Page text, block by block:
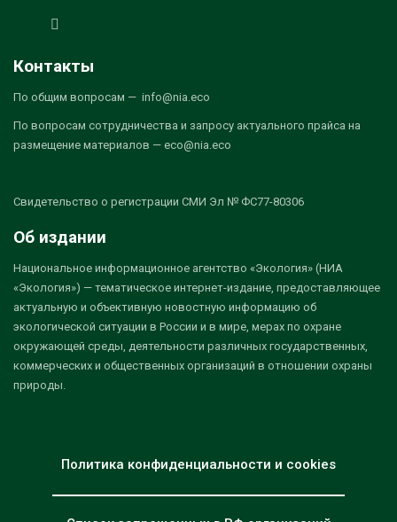
Контакты
По общим вопросам — info@nia.eco
По вопросам сотрудничества и запросу актуального прайса на
размещение материалов — eco@nia.eco
Свидетельство о регистрации СМИ Эл № ФС77-80306
Об издании
Национальное информационное агентство «Экология» (НИА
«Экология») — тематическое интернет-издание, предоставляющее
актуальную и объективную новостную информацию об
экологической ситуации в России и в мире, мерах по охране
окружающей среды, деятельности различных государственных,
коммерческих и общественных организаций в отношении охраны
природы.
Политика конфиденциальности и cookies